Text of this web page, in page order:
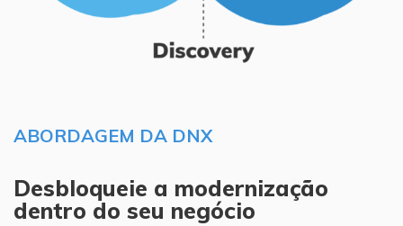
ABORDAGEM DA DNX
Desbloqueie a modernização
dentro do seu negócio